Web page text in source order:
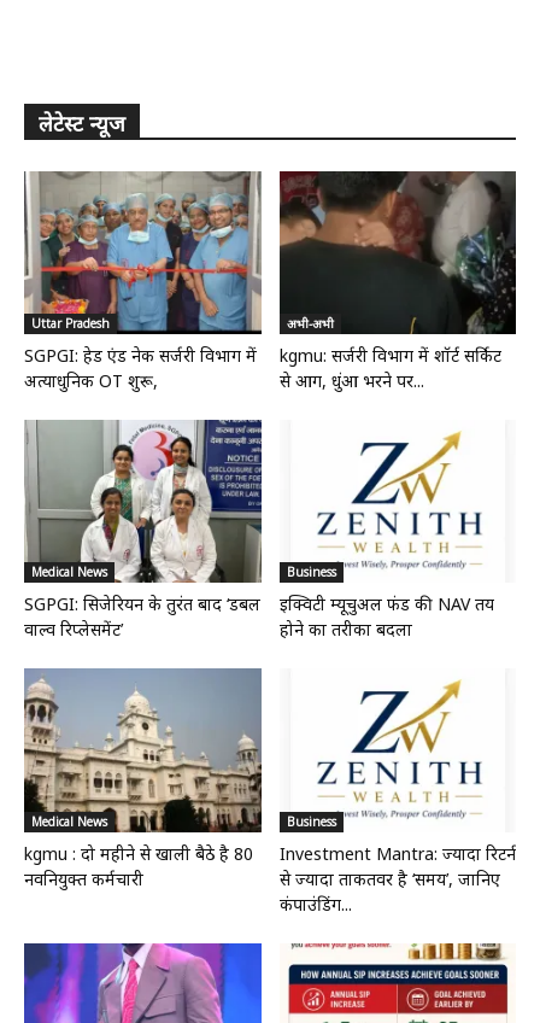
लेटेस्ट न्यूज
Uttar Pradesh
SGPGI: हेड एंड नेक सर्जरी विभाग में
अत्याधुनिक OT शुरू,
अभी-अभी
kgmu: सर्जरी विभाग में शॉर्ट सर्किट
से आग, धुंआ भरने पर...
Medical News
SGPGI: सिजेरियन के तुरंत बाद ‘डबल
वाल्व रिप्लेसमेंट’
Business
इक्विटी म्यूचुअल फंड की NAV तय
होने का तरीका बदला
Medical News
kgmu : दो महीने से खाली बैठे है 80
नवनियुक्त कर्मचारी
Business
Investment Mantra: ज्यादा रिटर्न
से ज्यादा ताकतवर है ‘समय’, जानिए
कंपाउंडिंग...